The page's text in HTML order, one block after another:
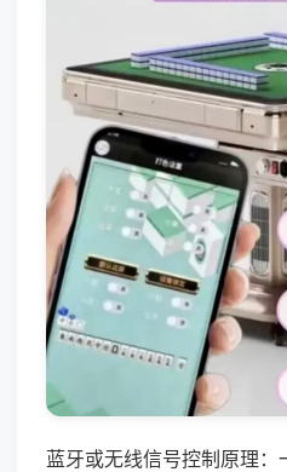
蓝牙或无线信号控制原理